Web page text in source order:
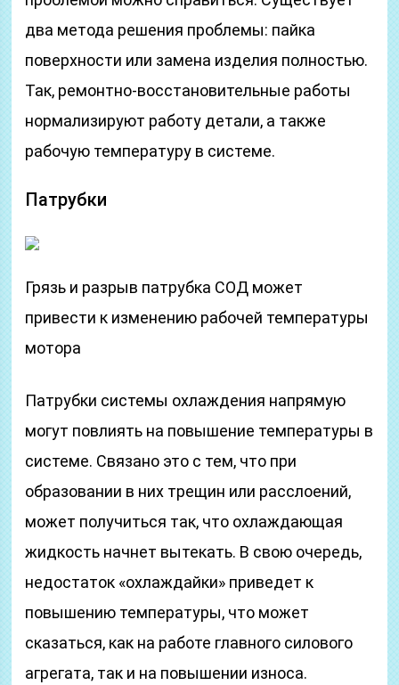
два метода решения проблемы: пайка
поверхности или замена изделия полностью.
Так, ремонтно-восстановительные работы
нормализируют работу детали, а также
рабочую температуру в системе.
Патрубки
Грязь и разрыв патрубка СОД может
привести к изменению рабочей температуры
мотора
Патрубки системы охлаждения напрямую
могут повлиять на повышение температуры в
системе. Связано это с тем, что при
образовании в них трещин или расслоений,
может получиться так, что охлаждающая
жидкость начнет вытекать. В свою очередь,
недостаток «охлаждайки» приведет к
повышению температуры, что может
сказаться, как на работе главного силового
агрегата, так и на повышении износа.